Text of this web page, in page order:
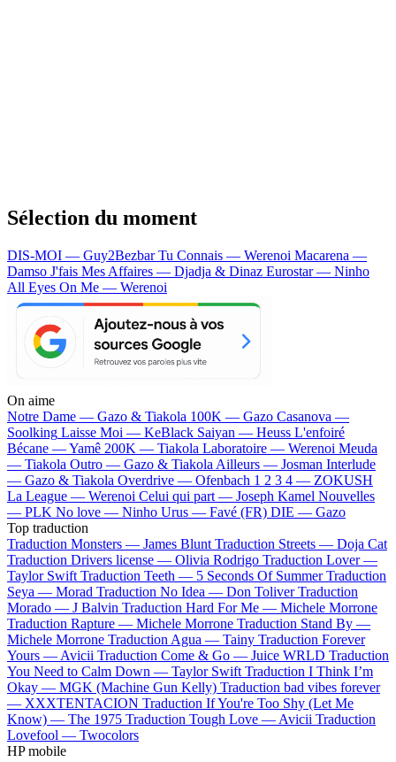
Sélection du moment
DIS-MOI — Guy2BezbarTu Connais — Werenoi Macarena —
Damso J'fais Mes Affaires — Djadja & Dinaz Eurostar — Ninho
All Eyes On Me — Werenoi
On aime
Notre Dame — Gazo & Tiakola 100K — Gazo Casanova —
Soolking Laisse Moi — KeBlack Saiyan — Heuss L'enfoiré
Bécane —Yamê 200K — Tiakola Laboratoire — Werenoi Meuda
— Tiakola Outro — Gazo & Tiakola Ailleurs — Josman Interlude
— Gazo & Tiakola Overdrive — Ofenbach 1 2 3 4 — ZOKUSH
La League — Werenoi Celui qui part — Joseph Kamel Nouvelles
— PLK No love — Ninho Urus — Favé (FR) DIE — Gazo
Top traduction
Traduction Monsters — James Blunt Traduction Streets — Doja Cat
Traduction Drivers license — Olivia Rodrigo Traduction Lover —
Taylor Swift Traduction Teeth — 5 Seconds Of Summer Traduction
Seya — Morad Traduction No Idea — Don Toliver Traduction
Morado — J Balvin Traduction Hard For Me — Michele Morrone
Traduction Rapture — Michele Morrone Traduction Stand By —
Michele Morrone Traduction Agua — Tainy Traduction Forever
Yours — Avicii Traduction Come & Go — Juice WRLD Traduction
You Need to Calm Down — Taylor Swift Traduction I Think I’m
Okay — MGK (Machine Gun Kelly) Traduction bad vibes forever
— XXXTENTACION Traduction If You're Too Shy (Let Me
Know) — The 1975 Traduction Tough Love — Avicii Traduction
Lovefool — Twocolors
HP mobile